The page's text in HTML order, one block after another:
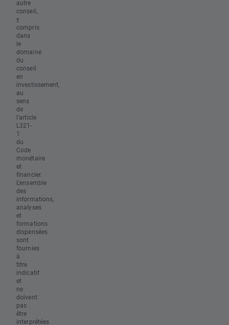
autre
conseil,
y
compris
dans
le
domaine
du
conseil
en
investissement,
au
sens
de
l'article
L321-
1
du
Code
monétaire
et
financier.
L’ensemble
des
informations,
analyses
et
formations
dispensées
sont
fournies
à
titre
indicatif
et
ne
doivent
pas
être
interprétées